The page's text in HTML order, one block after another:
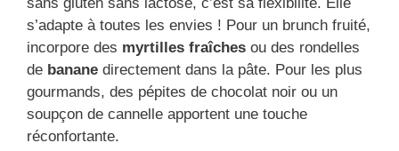
s’adapte à toutes les envies ! Pour un brunch fruité,
incorpore des myrtilles fraîches ou des rondelles
de banane directement dans la pâte. Pour les plus
gourmands, des pépites de chocolat noir ou un
soupçon de cannelle apportent une touche
réconfortante.